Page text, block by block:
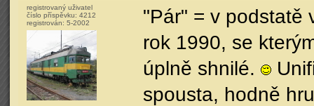
registrovaný uživatel
číslo příspěvku: 4212
registrován: 5-2002
"Pár" = v podstatě
rok 1990, se
úplně shnilé.
spousta, hodně